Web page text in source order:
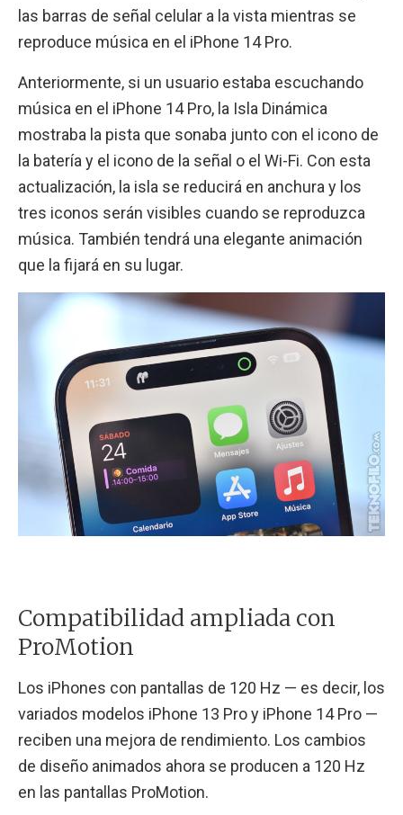
las barras de señal celular a la vista mientras se
reproduce música en el iPhone 14 Pro.
Anteriormente, si un usuario estaba escuchando
música en el iPhone 14 Pro, la Isla Dinámica
mostraba la pista que sonaba junto con el icono de
la batería y el icono de la señal o el Wi-Fi. Con esta
actualización, la isla se reducirá en anchura y los
tres iconos serán visibles cuando se reproduzca
música. También tendrá una elegante animación
que la fijará en su lugar.
Compatibilidad ampliada con
ProMotion
Los iPhones con pantallas de 120 Hz — es decir, los
variados modelos iPhone 13 Pro y iPhone 14 Pro —
reciben una mejora de rendimiento. Los cambios
de diseño animados ahora se producen a 120 Hz
en las pantallas ProMotion.